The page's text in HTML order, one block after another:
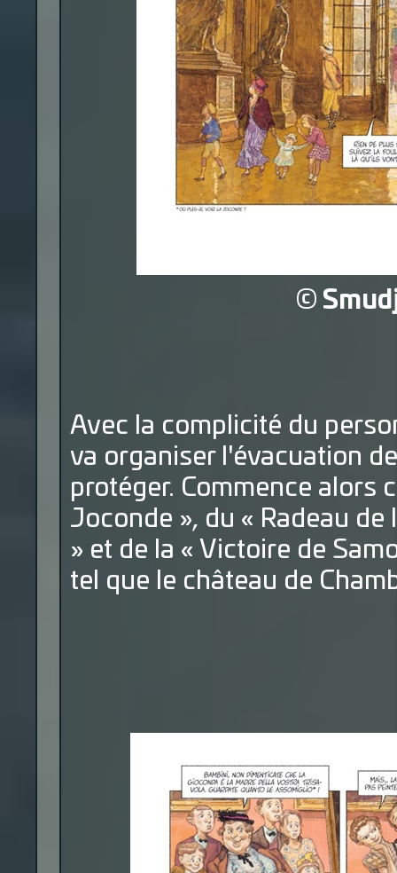
©
Avec la complicité du
va organiser l'évacuation
protéger. Commence alors
Joconde », du « Radeau
» et de la « Victoire de
tel que le château de